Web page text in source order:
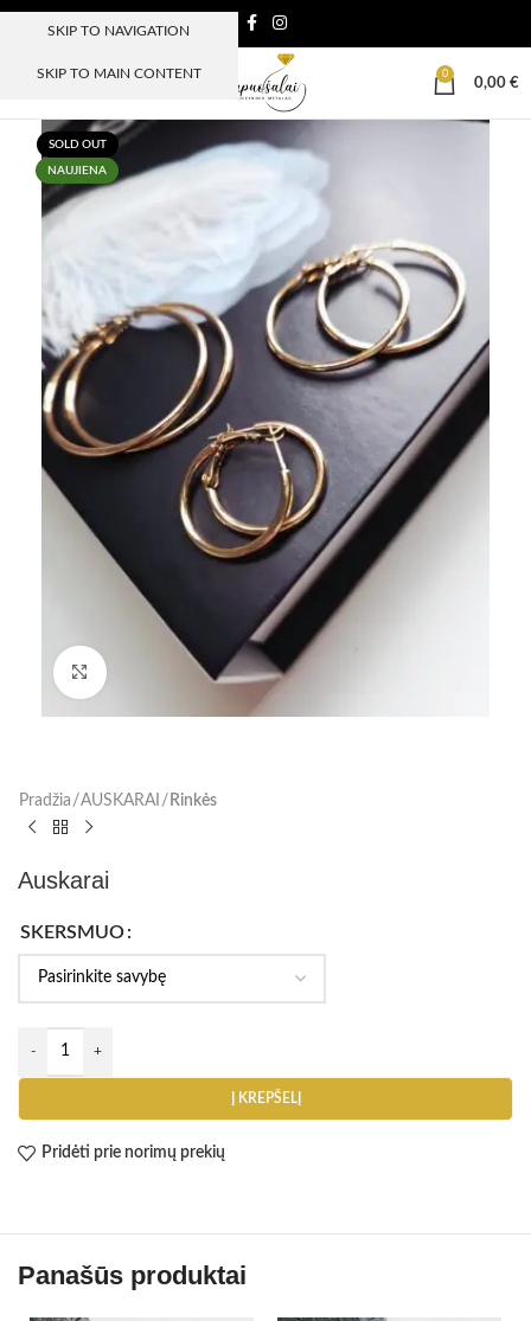
SKIP TO NAVIGATION
SKIP TO MAIN CONTENT
MENIU
0
0,00 €
SOLD OUT
NAUJIENA
Paspauskite, kad padidinti
Pradžia AUSKARAI Rinkės
Auskarai
SKERSMUO
Į KREPŠELĮ
Pridėti prie norimų prekių
Panašūs produktai